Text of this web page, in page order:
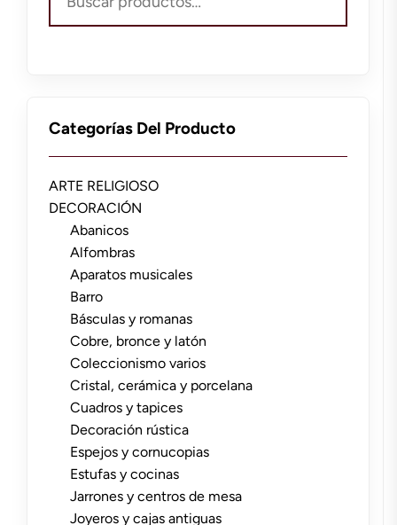
por:
Categorías Del Producto
ARTE RELIGIOSO
DECORACIÓN
Abanicos
Alfombras
Aparatos musicales
Barro
Básculas y romanas
Cobre, bronce y latón
Coleccionismo varios
Cristal, cerámica y porcelana
Cuadros y tapices
Decoración rústica
Espejos y cornucopias
Estufas y cocinas
Jarrones y centros de mesa
Joyeros y cajas antiguas